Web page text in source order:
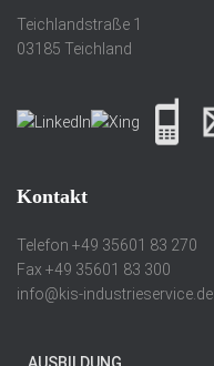
Teichlandstraße 1
03185 Teichland
Kontakt
Telefon +49 35601 83 270
Fax +49 35601 83 300
info@kis-industrieservice.de